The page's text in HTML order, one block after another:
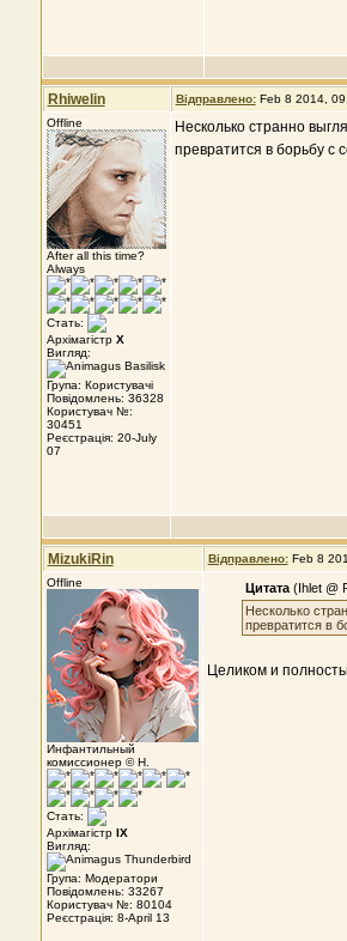
Rhiwelin Відправлено: Feb 8 2014,
Offline
After all this time?
Always
Стать:
Архімагістр X
Вигляд:
Група: Користувачі
Повідомлень: 36328
Користувач №:
30451
Реєстрація: 20-July
07
Несколько странно
превратится в борьбу с
MizukiRin Відправлено: Feb 8
Offline
Инфантильный
комиссионер © Н.
Стать:
Архімагістр IX
Вигляд:
Група: Модератори
Повідомлень: 33267
Користувач №: 80104
Реєстрація: 8-April 13
Цитата (Ihlet @
Несколько
превратится в
Целиком и